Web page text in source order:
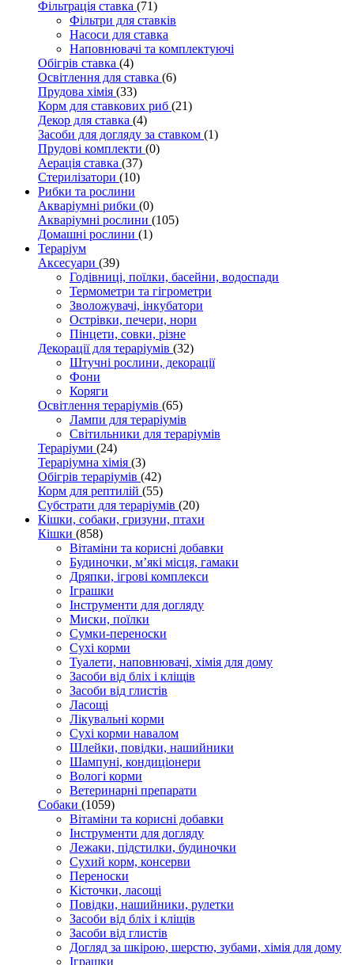
Фільтрація ставка (71)
Фільтри для ставків
Насоси для ставка
Наповнювачі та комплектуючі
Обігрів ставка (4)
Освітлення для ставка (6)
Прудова хімія (33)
Корм для ставкових риб (21)
Декор для ставка (4)
Засоби для догляду за ставком (1)
Прудові комплекти (0)
Аерація ставка (37)
Стерилізатори (10)
Рибки та рослини
Акваріумні рибки (0)
Акваріумні рослини (105)
Домашні рослини (1)
Тераріум
Аксесуари (39)
Годівниці, поїлки, басейни, водоспади
Термометри та гігрометри
Зволожувачі, інкубатори
Острівки, печери, нори
Пінцети, совки, різне
Декорації для тераріумів (32)
Штучні рослини, декорації
Фони
Коряги
Освітлення тераріумів (65)
Лампи для тераріумів
Світильники для тераріумів
Тераріуми (24)
Тераріумна хімія (3)
Обігрів тераріумів (42)
Корм для рептилій (55)
Субстрати для тераріумів (20)
Кішки, собаки, гризуни, птахи
Кішки (858)
Вітаміни та корисні добавки
Будиночки, м’які місця, гамаки
Дряпки, ігрові комплекси
Іграшки
Інструменти для догляду
Миски, поїлки
Сумки-переноски
Сухі корми
Туалети, наповнювачі, хімія для дому
Засоби від бліх і кліщів
Засоби від глистів
Ласощі
Лікувальні корми
Сухі корми навалом
Шлейки, повідки, нашийники
Шампуні, кондиціонери
Вологі корми
Ветеринарні препарати
Собаки (1059)
Вітаміни та корисні добавки
Інструменти для догляду
Лежаки, підстилки, будиночки
Сухий корм, консерви
Переноски
Кісточки, ласощі
Повідки, нашийники, рулетки
Засоби від бліх і кліщів
Засоби від глистів
Догляд за шкірою, шерстю, зубами, хімія для дому
Іграшки